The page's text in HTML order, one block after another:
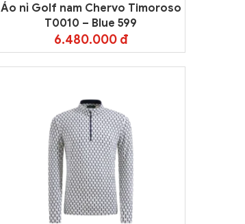
Áo nỉ Golf nam Chervo Timoroso
T0010 – Blue 599
6.480.000 đ